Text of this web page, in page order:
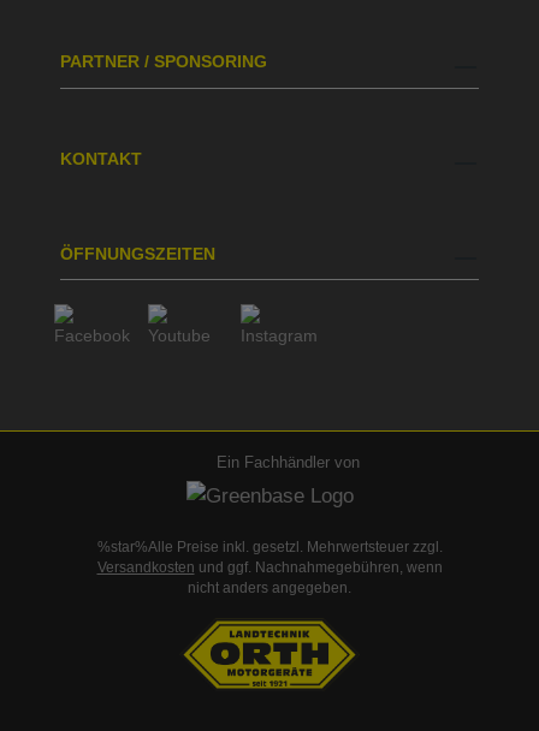
PARTNER / SPONSORING
KONTAKT
ÖFFNUNGSZEITEN
Ein Fachhändler von
%star%Alle Preise inkl. gesetzl. Mehrwertsteuer zzgl.
Versandkosten und ggf. Nachnahmegebühren, wenn
nicht anders angegeben.